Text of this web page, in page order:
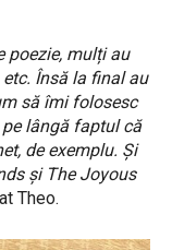
poezie, mulți au
Însă la final au
să îmi folosesc
lângă faptul că
de exemplu. Și
și The Joyous
Theo.